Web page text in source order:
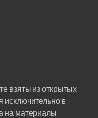
взяты из открытых
исключительно в
на материалы